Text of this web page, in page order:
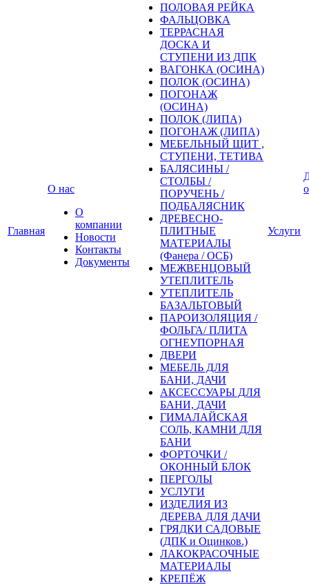
Главная
О нас
О
компании
Новости
Контакты
Документы
ПОЛОВАЯ РЕЙКА
ФАЛЬЦОВКА
ТЕРРАСНАЯ
ДОСКА И
СТУПЕНИ ИЗ ДПК
ВАГОНКА (ОСИНА)
ПОЛОК (ОСИНА)
ПОГОНАЖ
(ОСИНА)
ПОЛОК (ЛИПА)
ПОГОНАЖ (ЛИПА)
МЕБЕЛЬНЫЙ ЩИТ ,
СТУПЕНИ, ТЕТИВА
БАЛЯСИНЫ /
СТОЛБЫ /
ПОРУЧЕНЬ /
ПОДБАЛЯСНИК
ДРЕВЕСНО-
ПЛИТНЫЕ
МАТЕРИАЛЫ
(Фанера / ОСБ)
МЕЖВЕНЦОВЫЙ
УТЕПЛИТЕЛЬ
УТЕПЛИТЕЛЬ
БАЗАЛЬТОВЫЙ
ПАРОИЗОЛЯЦИЯ /
ФОЛЬГА/ ПЛИТА
ОГНЕУПОРНАЯ
ДВЕРИ
МЕБЕЛЬ ДЛЯ
БАНИ, ДАЧИ
АКСЕССУАРЫ ДЛЯ
БАНИ, ДАЧИ
ГИМАЛАЙСКАЯ
СОЛЬ, КАМНИ ДЛЯ
БАНИ
ФОРТОЧКИ /
ОКОННЫЙ БЛОК
ПЕРГОЛЫ
УСЛУГИ
ИЗДЕЛИЯ ИЗ
ДЕРЕВА ДЛЯ ДАЧИ
ГРЯДКИ САДОВЫЕ
(ДПК и Оцинков.)
ЛАКОКРАСОЧНЫЕ
МАТЕРИАЛЫ
КРЕПЁЖ
Услуги